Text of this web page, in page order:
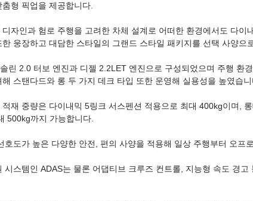
형 픽업을 제공합니다.
자인과 험로 주행을 고려한 차체 설계로 어떠한 환경에서도 다
웅장하고 대담한 스타일의 그랜드 스타일 패키지를 선택 사양으
린 2.0 터보 엔진과 디젤 2.2LET 엔진으로 구성되었으며 주행 환
스탠다드와 롱 두 가지 데크 타입 또한 운영해 실용성을 높였습니
적재 중량은 다이내믹 5링크 서스펜션 적용으로 최대 400kg이며,
500kg까지 가능합니다.
호도가 높은 다양한 안전, 편의 사양을 적용해 일상 주행부터 오프
시스템인 ADAS는 물론 어댑티브 크루즈 컨트롤, 지능형 속도 경